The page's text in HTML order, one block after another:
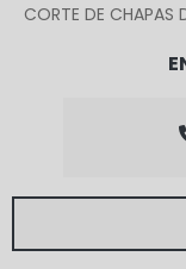
CORTE DE CHAPAS
CORTE E DOBRA
DISTRIBUIDORA DE
DISTRIBUIDORA